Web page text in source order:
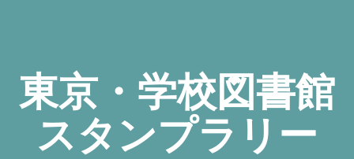
ー
東京・学校図書館
スタンプラリー